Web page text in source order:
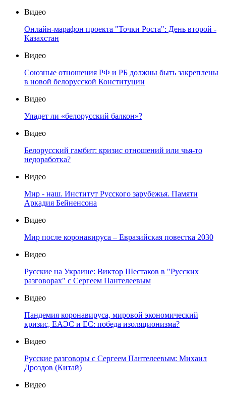
Видео
Онлайн-марафон проекта "Точки Роста": День второй -
Казахстан
Видео
Союзные отношения РФ и РБ должны быть закреплены
в новой белорусской Конституции
Видео
Упадет ли «белорусский балкон»?
Видео
Белорусский гамбит: кризис отношений или чья-то
недоработка?
Видео
Мир - наш. Институт Русского зарубежья. Памяти
Аркадия Бейненсона
Видео
Мир после коронавируса – Евразийская повестка 2030
Видео
Русские на Украине: Виктор Шестаков в "Русских
разговорах" с Сергеем Пантелеевым
Видео
Пандемия коронавируса, мировой экономический
кризис, ЕАЭС и ЕС: победа изоляционизма?
Видео
Русские разговоры с Сергеем Пантелеевым: Михаил
Дроздов (Китай)
Видео